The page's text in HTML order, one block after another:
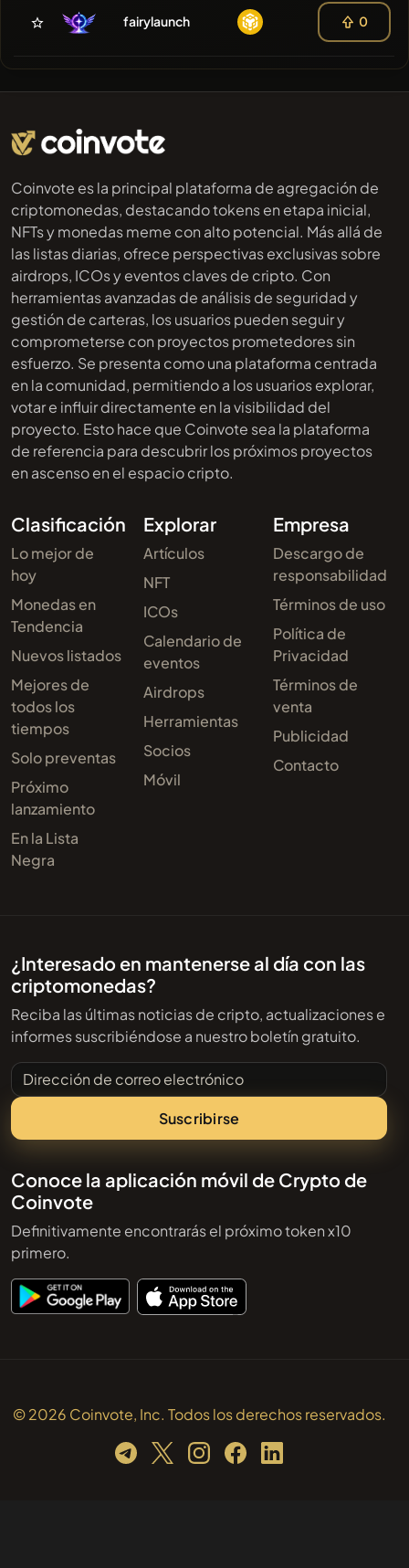
fairylaunch 0
Coinvote es la principal plataforma de agregación de
criptomonedas, destacando tokens en etapa inicial,
NFTs y monedas meme con alto potencial. Más allá de
las listas diarias, ofrece perspectivas exclusivas sobre
airdrops, ICOs y eventos claves de cripto. Con
herramientas avanzadas de análisis de seguridad y
gestión de carteras, los usuarios pueden seguir y
comprometerse con proyectos prometedores sin
esfuerzo. Se presenta como una plataforma centrada
en la comunidad, permitiendo a los usuarios explorar,
votar e influir directamente en la visibilidad del
proyecto. Esto hace que Coinvote sea la plataforma
de referencia para descubrir los próximos proyectos
en ascenso en el espacio cripto.
Clasificación
Lo mejor de
hoy
Monedas en
Tendencia
Nuevos listados
Mejores de
todos los
tiempos
Solo preventas
Próximo
lanzamiento
En la Lista
Negra
Explorar
Artículos
NFT
ICOs
Calendario de
eventos
Airdrops
Herramientas
Socios
Móvil
Empresa
Descargo de
responsabilidad
Términos de uso
Política de
Privacidad
Términos de
venta
Publicidad
Contacto
¿Interesado en mantenerse al día con las
criptomonedas?
Reciba las últimas noticias de cripto, actualizaciones e
informes suscribiéndose a nuestro boletín gratuito.
Dirección de correo electrónico
Suscribirse
Conoce la aplicación móvil de Crypto de
Coinvote
Definitivamente encontrarás el próximo token x10
primero.
© 2026 Coinvote, Inc. Todos los derechos reservados.